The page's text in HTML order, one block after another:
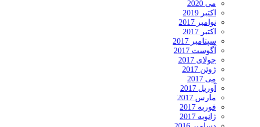
می 2020
اکتبر 2019
نوامبر 2017
اکتبر 2017
سپتامبر 2017
آگوست 2017
جولای 2017
ژوئن 2017
می 2017
آوریل 2017
مارس 2017
فوریه 2017
ژانویه 2017